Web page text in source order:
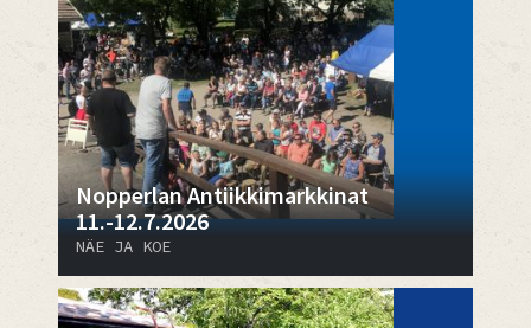
Nopperlan Antiikkimarkkinat
11.-12.7.2026
NÄE JA KOE